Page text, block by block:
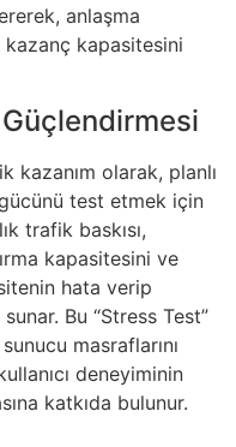
anlaşma
kapasitesini
kazanım olarak, planlı
test etmek için
trafik baskısı,
kapasitesini ve
hata verip
Bu “Stress Test”
masraflarını
deneyiminin
katkıda bulunur.